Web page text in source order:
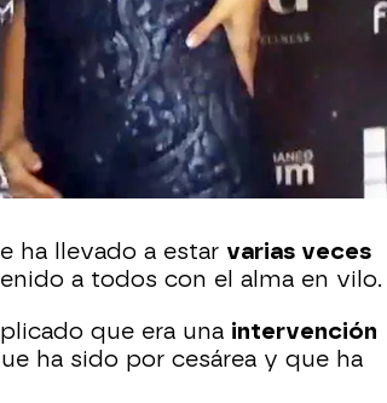
de las piedras en el riñón
Indiana, tan solo tres días
sueño de convertirse en
dio a luz a Indiana,su primer hijo
someterse a un tratamiento de
ha llevado a estar varias veces
a todos con el alma en vilo.
que era una intervención
ha sido por cesárea y que ha